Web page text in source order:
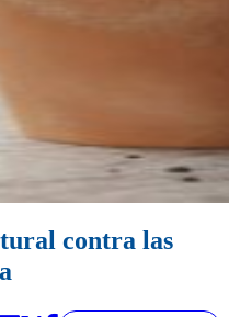
contra las